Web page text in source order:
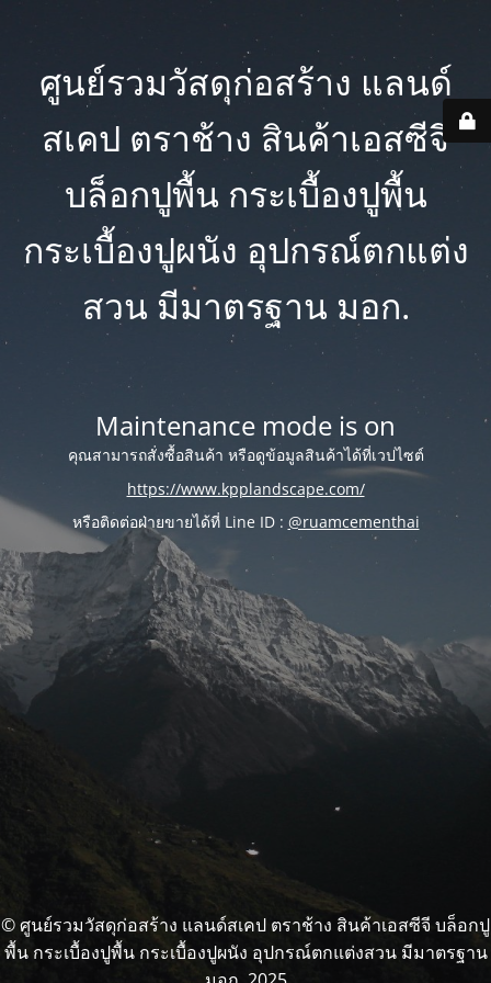
ศูนย์รวมวัสดุก่อสร้าง แลนด์
สเคป ตราช้าง สินค้าเอสซีจี
บล็อกปูพื้น กระเบื้องปูพื้น
กระเบื้องปูผนัง อุปกรณ์ตกแต่ง
สวน มีมาตรฐาน มอก.
Maintenance mode is on
คุณสามารถสั่งซื้อสินค้า หรือดูข้อมูลสินค้าได้ที่เวปไซต์
https://www.kpplandscape.com/
หรือติดต่อฝ่ายขายได้ที่ Line ID : @ruamcementhai
© ศูนย์รวมวัสดุก่อสร้าง แลนด์สเคป ตราช้าง สินค้าเอสซีจี บล็อกปู
พื้น กระเบื้องปูพื้น กระเบื้องปูผนัง อุปกรณ์ตกแต่งสวน มีมาตรฐาน